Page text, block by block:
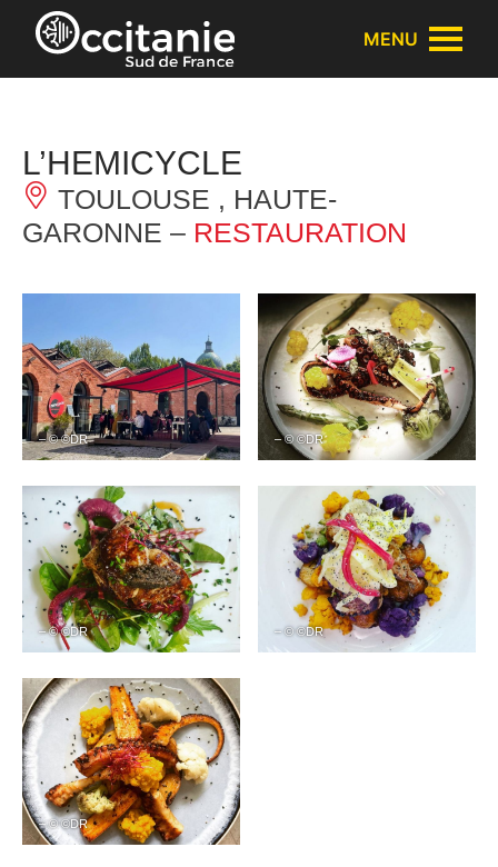
Panneau de gestion des cookies
MENU
L’HEMICYCLE
TOULOUSE , HAUTE-
GARONNE – RESTAURATION
– © ©DR – © ©DR
– © ©DR – © ©DR
– © ©DR